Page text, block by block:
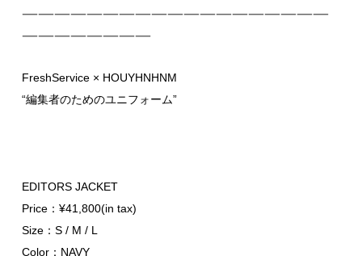
———————————————————
————————
FreshService × HOUYHNHNM
“編集者のためのユニフォーム”
EDITORS JACKET
Price：¥41,800(in tax)
Size：S / M / L
Color：NAVY